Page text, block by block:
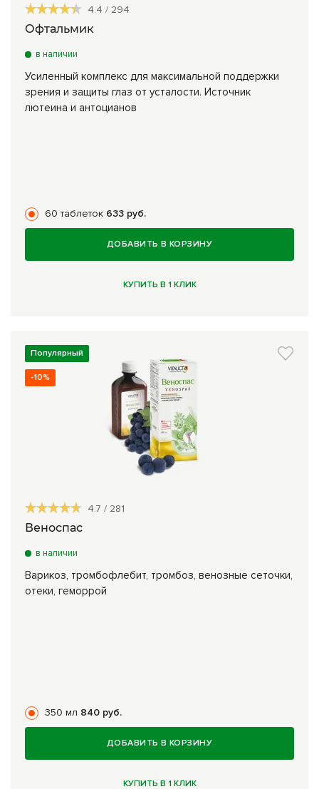
4.4 / 294
Офтальмик
в наличии
Усиленный комплекс для максимальной поддержки
зрения и защиты глаз от усталости. Источник
лютеина и антоцианов
60 таблеток 633 руб.
ДОБАВИТЬ В КОРЗИНУ
КУПИТЬ В 1 КЛИК
Популярный
-10%
4.7 / 281
Веноспас
в наличии
Варикоз, тромбофлебит, тромбоз, венозные сеточки,
отеки, геморрой
350 мл 840 руб.
ДОБАВИТЬ В КОРЗИНУ
КУПИТЬ В 1 КЛИК